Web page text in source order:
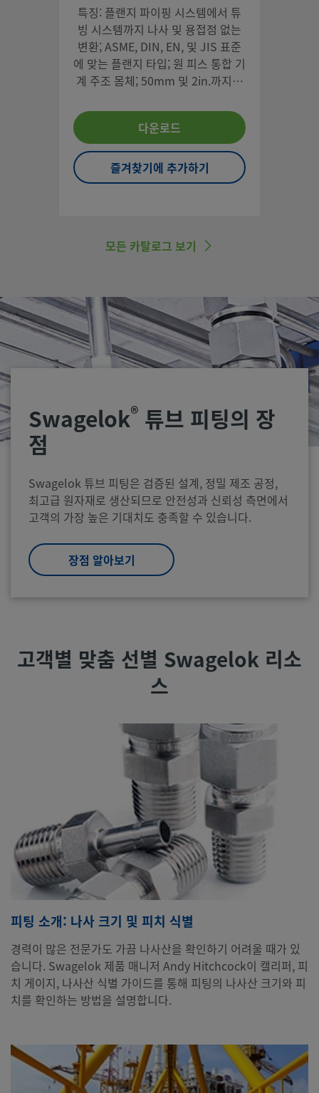
특징: 플랜지 파이핑 시스템에서 튜
빙 시스템까지 나사 및 용접점 없는
변환; ASME, DIN, EN, 및 JIS 표준
에 맞는 플랜지 타입; 원 피스 통합 기
계 주조 몸체; 50mm 및 2in.까지의
사용 가능
다운로드
즐겨찾기에 추가하기
모든 카탈로그 보기
Swagelok® 튜브 피팅의 장
점
Swagelok 튜브 피팅은 검증된 설계, 정밀 제조 공정,
최고급 원자재로 생산되므로 안전성과 신뢰성 측면에서
고객의 가장 높은 기대치도 충족할 수 있습니다.
장점 알아보기
고객별 맞춤 선별 Swagelok 리소
스
피팅 소개: 나사 크기 및 피치 식별
경력이 많은 전문가도 가끔 나사산을 확인하기 어려울 때가 있
습니다. Swagelok 제품 매니저 Andy Hitchcock이 캘리퍼, 피
치 게이지, 나사산 식별 가이드를 통해 피팅의 나사산 크기와 피
치를 확인하는 방법을 설명합니다.